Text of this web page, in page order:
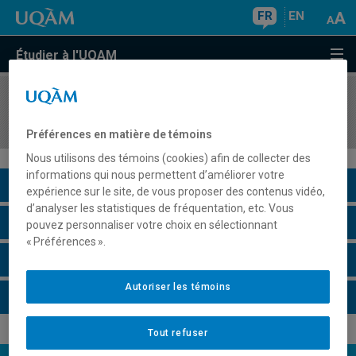
FR EN
Étudier à l'UQAM
COURS//
Description du cours
Horaire - Été 2026
Préférences en matière de témoins
Nous utilisons des témoins (cookies) afin de collecter des
informations qui nous permettent d’améliorer votre
expérience sur le site, de vous proposer des contenus vidéo,
d’analyser les statistiques de fréquentation, etc. Vous
pouvez personnaliser votre choix en sélectionnant
« Préférences ».
Tout refuser
Autoriser les témoins